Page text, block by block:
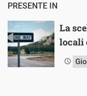
PRESENTE IN
La
locali